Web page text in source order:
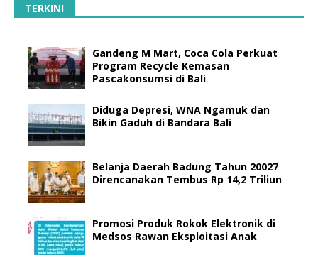
TERKINI
Gandeng M Mart, Coca Cola Perkuat
Program Recycle Kemasan
Pascakonsumsi di Bali
Diduga Depresi, WNA Ngamuk dan
Bikin Gaduh di Bandara Bali
Belanja Daerah Badung Tahun 20027
Direncanakan Tembus Rp 14,2 Triliun
Promosi Produk Rokok Elektronik di
Medsos Rawan Eksploitasi Anak